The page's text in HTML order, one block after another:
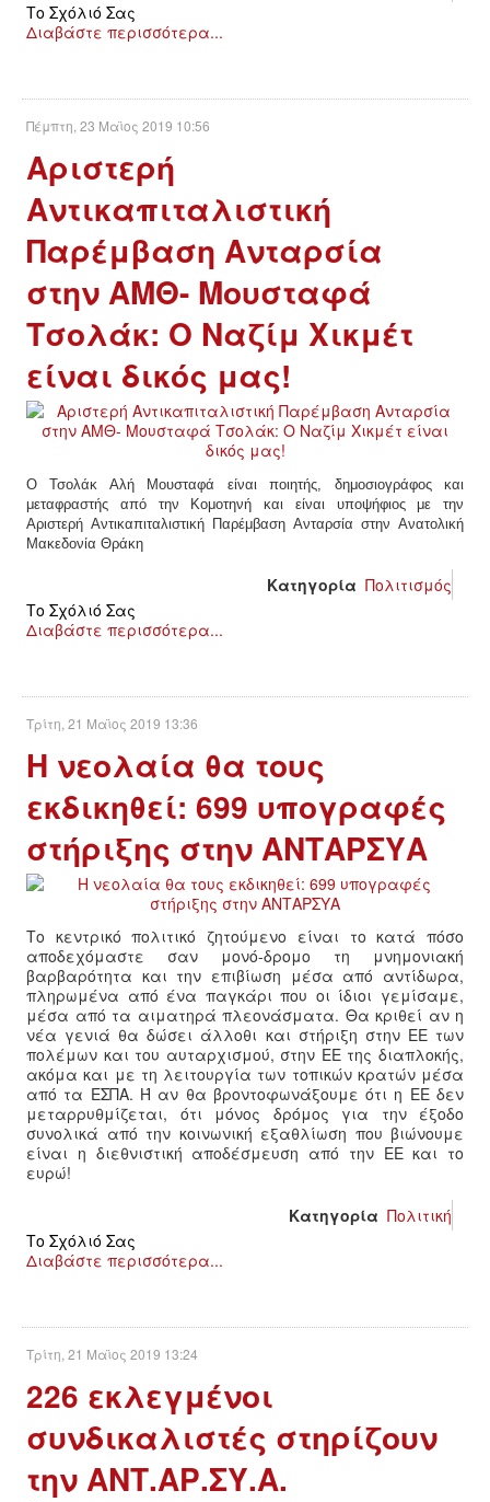
Το Σχόλιό Σας
Διαβάστε περισσότερα...
Πέμπτη, 23 Μαϊος 2019 10:56
Αριστερή
Αντικαπιταλιστική
Παρέμβαση Ανταρσία
στην ΑΜΘ- Μουσταφά
Τσολάκ: Ο Ναζίμ Χικμέτ
είναι δικός μας!
Ο Τσολάκ Αλή Μουσταφά είναι ποιητής, δημοσιογράφος και
μεταφραστής από την Κομοτηνή και είναι υποψήφιος με την
Αριστερή Αντικαπιταλιστική Παρέμβαση Ανταρσία στην Ανατολική
Μακεδονία Θράκη
Κατηγορία Πολιτισμός
Το Σχόλιό Σας
Διαβάστε περισσότερα...
Τρίτη, 21 Μαϊος 2019 13:36
Η νεολαία θα τους
εκδικηθεί: 699 υπογραφές
στήριξης στην ΑΝΤΑΡΣΥΑ
Το κεντρικό πολιτικό ζητούμενο είναι το κατά πόσο
αποδεχόμαστε σαν μονό-δρομο τη μνημονιακή
βαρβαρότητα και την επιβίωση μέσα από αντίδωρα,
πληρωμένα από ένα παγκάρι που οι ίδιοι γεμίσαμε,
μέσα από τα αιματηρά πλεονάσματα. Θα κριθεί αν η
νέα γενιά θα δώσει άλλοθι και στήριξη στην ΕΕ των
πολέμων και του αυταρχισμού, στην ΕΕ της διαπλοκής,
ακόμα και με τη λειτουργία των τοπικών κρατών μέσα
από τα ΕΣΠΑ. Ή αν θα βροντοφωνάξουμε ότι η ΕΕ δεν
μεταρρυθμίζεται, ότι μόνος δρόμος για την έξοδο
συνολικά από την κοινωνική εξαθλίωση που βιώνουμε
είναι η διεθνιστική αποδέσμευση από την ΕΕ και το
ευρώ!
Κατηγορία Πολιτική
Το Σχόλιό Σας
Διαβάστε περισσότερα...
Τρίτη, 21 Μαϊος 2019 13:24
226 εκλεγμένοι
συνδικαλιστές στηρίζουν
την ΑΝΤ.ΑΡ.ΣΥ.Α.